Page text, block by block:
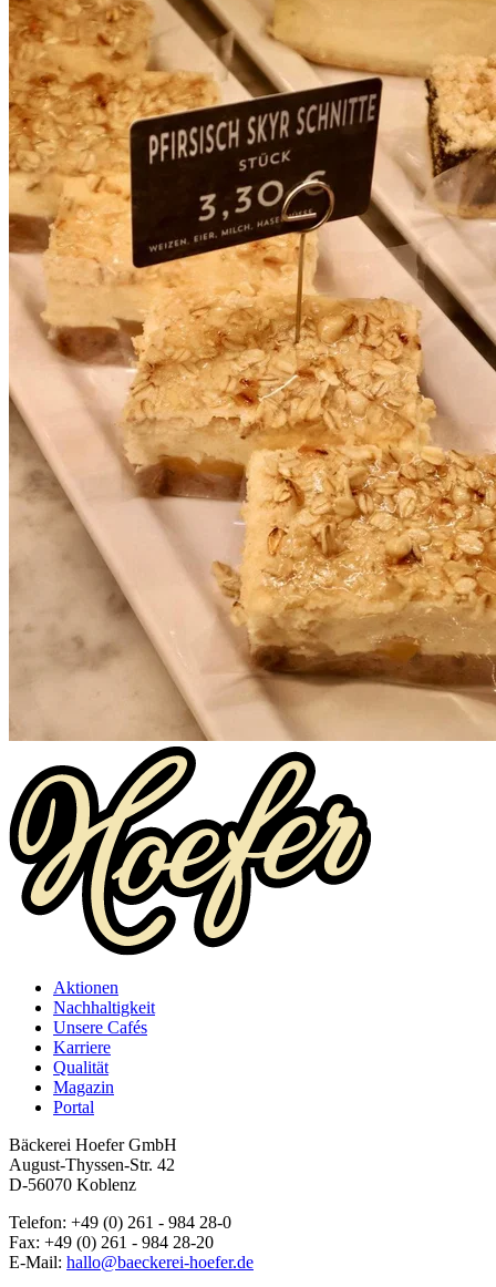
Aktionen
Nachhaltigkeit
Unsere Cafés
Karriere
Qualität
Magazin
Portal
Bäckerei Hoefer GmbH
August-Thyssen-Str. 42
D-56070 Koblenz
Telefon: +49 (0) 261 - 984 28-0
Fax: +49 (0) 261 - 984 28-20
E-Mail: hallo@baeckerei-hoefer.de